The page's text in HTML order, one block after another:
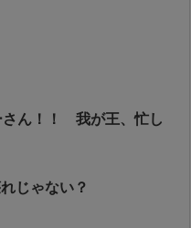
さん！！ 我が王、忙し
じゃない？